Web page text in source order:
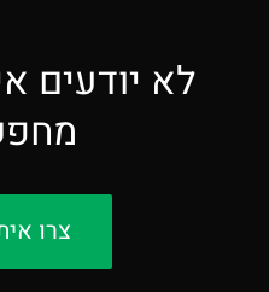
לא יודעים
צרו